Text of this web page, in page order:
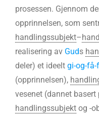
prosessen. Gjennom
opprinnelsen, som
handlingssubjekt–
realisering av Guds
deler) et ideelt gi-og-
(opprinnelsen),
vesenet (dannet
handlingssubjekt og -